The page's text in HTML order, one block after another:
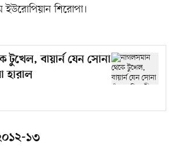
ইউরোপিয়ান শিরোপা।
টুখেল, বায়ার্ন যেন সোনা
হারাল
১৩